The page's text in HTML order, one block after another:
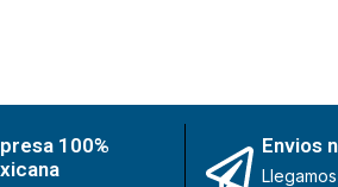
100%
Envios